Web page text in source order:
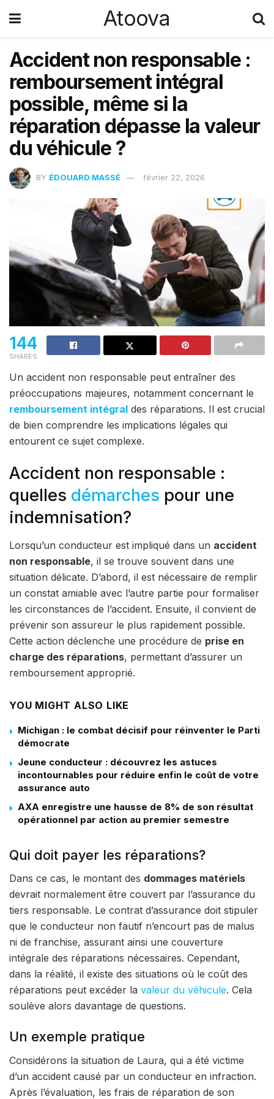
Atoova
Accident non responsable :
remboursement intégral
possible, même si la
réparation dépasse la valeur
du véhicule ?
BY ÉDOUARD MASSÉ février 22, 2026
144
SHARES
Un accident non responsable peut entraîner des
préoccupations majeures, notamment concernant le
remboursement intégral des réparations. Il est crucial
de bien comprendre les implications légales qui
entourent ce sujet complexe.
Accident non responsable :
quelles démarches pour une
indemnisation?
Lorsqu’un conducteur est impliqué dans un accident
non responsable, il se trouve souvent dans une
situation délicate. D’abord, il est nécessaire de remplir
un constat amiable avec l’autre partie pour formaliser
les circonstances de l’accident. Ensuite, il convient de
prévenir son assureur le plus rapidement possible.
Cette action déclenche une procédure de prise en
charge des réparations, permettant d’assurer un
remboursement approprié.
YOU MIGHT ALSO LIKE
Michigan : le combat décisif pour réinventer le Parti
démocrate
Jeune conducteur : découvrez les astuces
incontournables pour réduire enfin le coût de votre
assurance auto
AXA enregistre une hausse de 8% de son résultat
opérationnel par action au premier semestre
Qui doit payer les réparations?
Dans ce cas, le montant des dommages matériels
devrait normalement être couvert par l’assurance du
tiers responsable. Le contrat d’assurance doit stipuler
que le conducteur non fautif n’encourt pas de malus
ni de franchise, assurant ainsi une couverture
intégrale des réparations nécessaires. Cependant,
dans la réalité, il existe des situations où le coût des
réparations peut excéder la valeur du véhicule. Cela
soulève alors davantage de questions.
Un exemple pratique
Considérons la situation de Laura, qui a été victime
d’un accident causé par un conducteur en infraction.
Après l’évaluation, les frais de réparation de son